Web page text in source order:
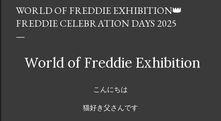
た、クイーンの歴代人気曲トップ 10 を詳しく紹介します。
これらの曲は単なるヒット曲ではありません。観客をスタジ
アムに足を踏み鳴らすような音で包み込み、勝利のメロディ
ーで気分を高揚させ、心のこもった歌詞で感情を呼び起こす
を初めて知った人でも、このリストには、音楽の革新者や世
おいて、クイーンほど伝説的な地位を獲得したバンドはごく
わずかです。ロック、オペラ、ファンク、ポップスを融合さ
WORLD OF FREDDIE EXHIBITION👑
FREDDIE CELEBRATION DAYS 2025
World of Freddie Exhibition
こんにちは
猫好き父さんです